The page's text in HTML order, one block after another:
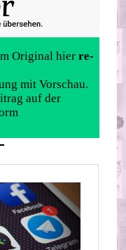
Original hier re-
mit Vorschau.
auf der